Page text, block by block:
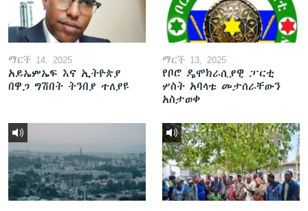
ማርች 14, 2025
አይኤምኤፍ እና ኢትዮጵያ
በዋጋ ግሽበት ትንበያ ተለያዩ
ማርች 13, 2025
የቦሮ ዴሞክራሲያዊ ፓርቲ
ሦስት አባላቱ መታሰራቸውን
አስታወቀ